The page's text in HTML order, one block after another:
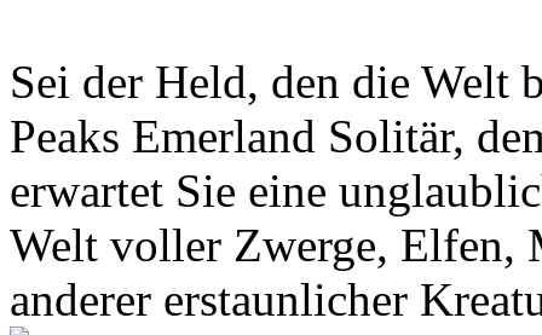
Sei der Held, den die
Peaks Emerland Solitär,
erwartet Sie eine
Welt voller Zwerge, Elfen,
anderer erstaunlicher